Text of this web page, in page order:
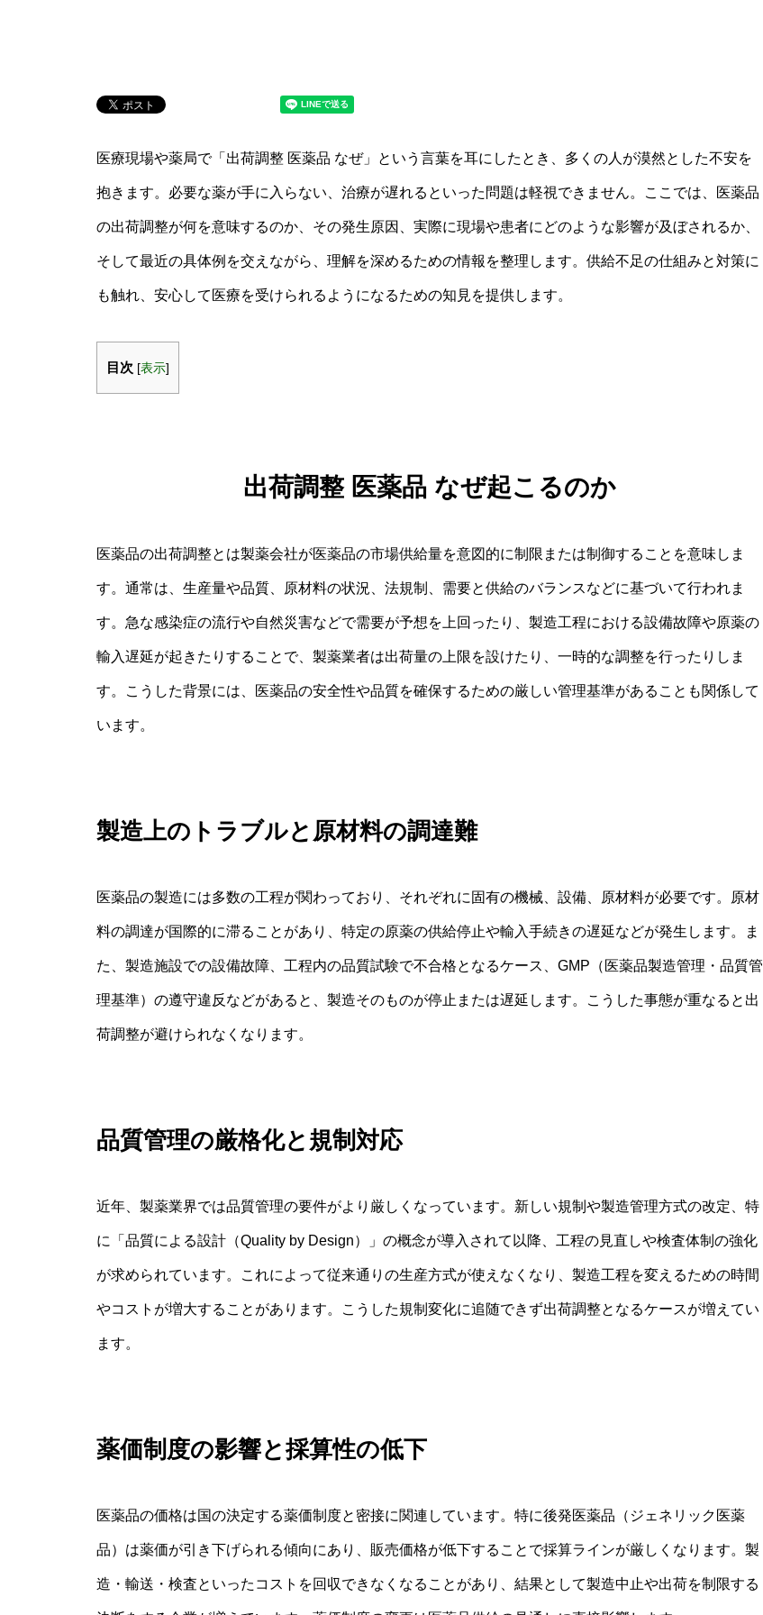
医療現場や薬局で「出荷調整 医薬品 なぜ」という言葉を耳にしたとき、多くの人が漠然とした不安を
抱きます。必要な薬が手に入らない、治療が遅れるといった問題は軽視できません。ここでは、医薬品
の出荷調整が何を意味するのか、その発生原因、実際に現場や患者にどのような影響が及ぼされるか、
そして最近の具体例を交えながら、理解を深めるための情報を整理します。供給不足の仕組みと対策に
も触れ、安心して医療を受けられるようになるための知見を提供します。
目次 [表示]
出荷調整 医薬品 なぜ起こるのか
医薬品の出荷調整とは製薬会社が医薬品の市場供給量を意図的に制限または制御することを意味しま
す。通常は、生産量や品質、原材料の状況、法規制、需要と供給のバランスなどに基づいて行われま
す。急な感染症の流行や自然災害などで需要が予想を上回ったり、製造工程における設備故障や原薬の
輸入遅延が起きたりすることで、製薬業者は出荷量の上限を設けたり、一時的な調整を行ったりしま
す。こうした背景には、医薬品の安全性や品質を確保するための厳しい管理基準があることも関係して
います。
製造上のトラブルと原材料の調達難
医薬品の製造には多数の工程が関わっており、それぞれに固有の機械、設備、原材料が必要です。原材
料の調達が国際的に滞ることがあり、特定の原薬の供給停止や輸入手続きの遅延などが発生します。ま
た、製造施設での設備故障、工程内の品質試験で不合格となるケース、GMP（医薬品製造管理・品質管
理基準）の遵守違反などがあると、製造そのものが停止または遅延します。こうした事態が重なると出
荷調整が避けられなくなります。
品質管理の厳格化と規制対応
近年、製薬業界では品質管理の要件がより厳しくなっています。新しい規制や製造管理方式の改定、特
に「品質による設計（Quality by Design）」の概念が導入されて以降、工程の見直しや検査体制の強化
が求められています。これによって従来通りの生産方式が使えなくなり、製造工程を変えるための時間
やコストが増大することがあります。こうした規制変化に追随できず出荷調整となるケースが増えてい
ます。
薬価制度の影響と採算性の低下
医薬品の価格は国の決定する薬価制度と密接に関連しています。特に後発医薬品（ジェネリック医薬
品）は薬価が引き下げられる傾向にあり、販売価格が低下することで採算ラインが厳しくなります。製
造・輸送・検査といったコストを回収できなくなることがあり、結果として製造中止や出荷を制限する